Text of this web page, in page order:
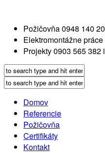
Požičovňa0948 140
Elektromontážne práce
Projekty0903 565 382
Domov
Referencie
Požičovňa
Certifikáty
Kontakt